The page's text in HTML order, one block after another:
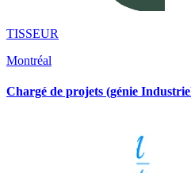
TISSEUR
Montréal
Chargé de projets (génie